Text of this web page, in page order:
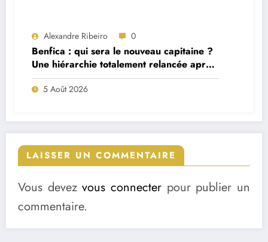
Alexandre Ribeiro 0
Benfica : qui sera le nouveau capitaine ?
Une hiérarchie totalement relancée après
deux départs majeurs
5 Août 2026
LAISSER UN COMMENTAIRE
Vous devezvous connecter pour publier un
commentaire.